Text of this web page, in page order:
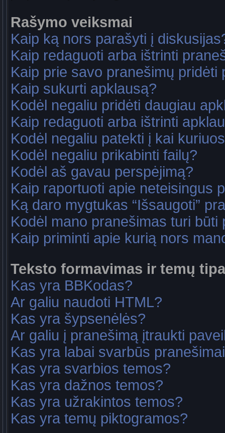
Rašymo veiksmai
Kaip ką nors parašyti į
Kaip redaguoti arba ištrinti
Kaip prie savo pranešimų pridėti
Kaip sukurti apklausą?
Kodėl negaliu pridėti daugiau
Kaip redaguoti arba ištrinti
Kodėl negaliu patekti į kai
Kodėl negaliu prikabinti failų?
Kodėl aš gavau perspėjimą?
Kaip raportuoti apie neteisingus
Ką daro mygtukas “Išsaugoti”
Kodėl mano pranešimas turi būti
Kaip priminti apie kurią nors
Teksto formavimas ir temų
Kas yra BBKodas?
Ar galiu naudoti HTML?
Kas yra šypsenėlės?
Ar galiu į pranešimą įtraukti
Kas yra labai svarbūs
Kas yra svarbios temos?
Kas yra dažnos temos?
Kas yra užrakintos temos?
Kas yra temų piktogramos?